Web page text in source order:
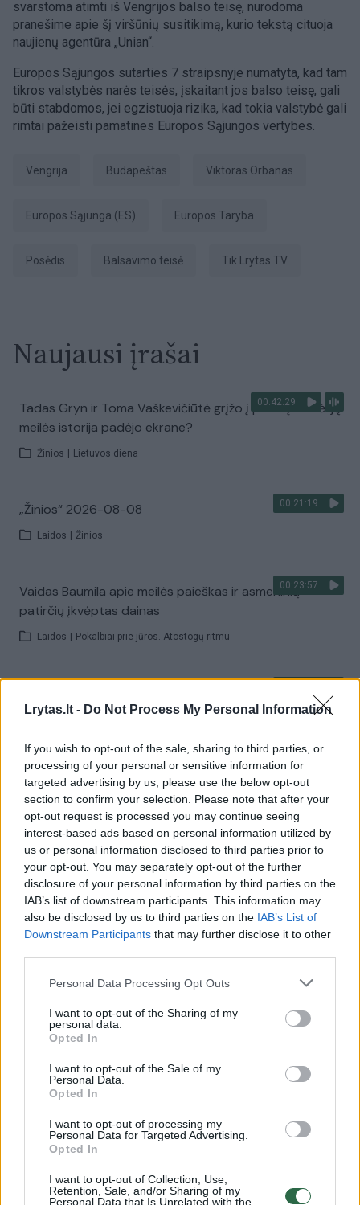
Lrytas.lt - Do Not Process My Personal Information
If you wish to opt-out of the sale, sharing to third parties, or
processing of your personal or sensitive information for
targeted advertising by us, please use the below opt-out
section to confirm your selection. Please note that after your
opt-out request is processed you may continue seeing
interest-based ads based on personal information utilized by
us or personal information disclosed to third parties prior to
your opt-out. You may separately opt-out of the further
disclosure of your personal information by third parties on the
IAB’s list of downstream participants. This information may
also be disclosed by us to third parties on the IAB’s List of
Downstream Participants that may further disclose it to other
Personal Data Processing Opt Outs
I want to opt-out of the Sharing of my
personal data.
Opted In
I want to opt-out of the Sale of my
Personal Data.
Opted In
I want to opt-out of processing my
Personal Data for Targeted Advertising.
Opted In
I want to opt-out of Collection, Use,
Retention, Sale, and/or Sharing of my
Personal Data that Is Unrelated with the
svarstoma atimti iš Vengrijos balso teisę, nurodoma
pranešime apie šį viršūnių susitikimą, kurio tekstą cituoja
naujienų agentūra „Unian“.
Europos Sąjungos sutarties 7 straipsnyje numatyta, kad tam
tikros valstybės narės teisės, įskaitant jos balso teisę, gali
būti stabdomos, jei egzistuoja rizika, kad tokia valstybė gali
rimtai pažeisti pamatines Europos Sąjungos vertybes.
Vengrija Budapeštas Viktoras Orbanas
Europos Sąjunga (ES) Europos Taryba
posėdis balsavimo teisė tik Lrytas.TV
Naujausi įrašai
00:42:29
Tadas Gryn ir Toma Vaškevičiūtė grįžo į praeitį: kodėl jų
meilės istorija padėjo ekrane?
Žinios Lietuvos diena
00:21:19
„Žinios“ 2026-08-08
Laidos Žinios
00:23:57
Vaidas Baumila apie meilės paieškas ir asmeninių
patirčių įkvėptas dainas
Laidos Pokalbiai prie jūros. Atostogų ritmu
pastebėti virš karinės bazės
Visi įrašai
Žiūrimiausi įrašai
00:00:30
Vaizdai iš tragiškos avarijos Vilniaus r.: dviejų moterų ir
vaiko gyvybių išgelbėti nepavyko
00:00:57
Savaitės vidurys nusimato karštas: temperatūra kils iki
32 laipsnių šilumos
Žinios | Orai
00:15:54
V. Zalužno pasisakymą laiko bandymu įsitvirtinti
Ukrainos politikoje: jis yra neteisus
Laidos Nauja diena